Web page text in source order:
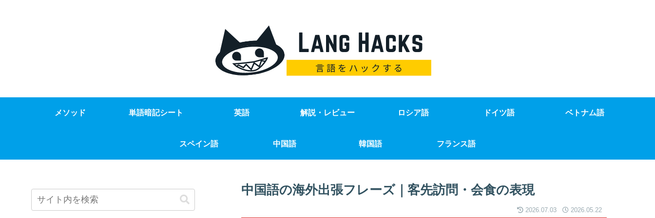
メソッド 単語暗記シート 英語 解説・レビュー ロシア語 ドイツ語 ベトナム語
スペイン語 中国語 韓国語 フランス語
中国語の海外出張フレーズ｜客先訪問・会食の表現
2026.07.03 2026.05.22